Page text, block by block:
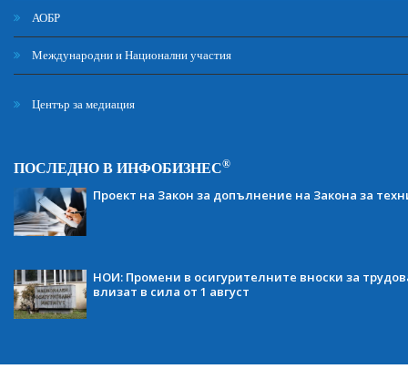
АОБР
Международни и Национални участия
Център за медиация
ПОСЛЕДНО В ИНФОБИЗНЕС®
Проект на Закон за допълнение на Закона за
НОИ: Промени в осигурителните вноски за
влизат в сила от 1 август